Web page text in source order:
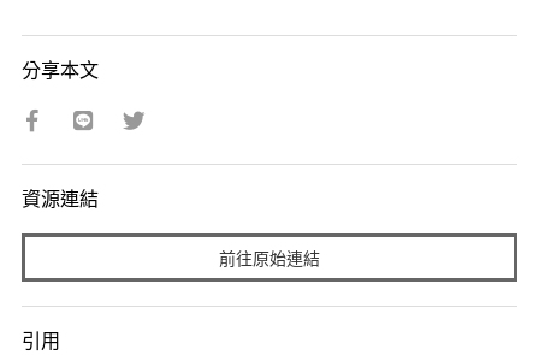
分享本文
資源連結
前往原始連結
引用